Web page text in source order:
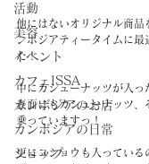
活動
美容
イベント
カフェISSA
カンボジアのお店
カンボジアの日常
ショップ
他にはないオリジナル商品
ンボジアティータイムに最
た！
中にカシューナッツが入っ
表面にもカシューナッツ、
乗っていますっ！
更にコショウも入っている